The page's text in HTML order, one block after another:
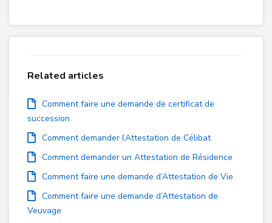
Related articles
Comment faire une demande de certificat de
succession
Comment demander l’Attestation de Célibat
Comment demander un Attestation de Résidence
Comment faire une demande d’Attestation de Vie
Comment faire une demande d’Attestation de
Veuvage